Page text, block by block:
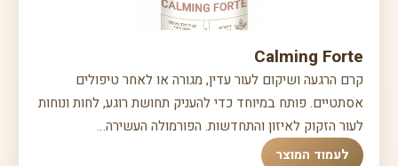
Calming Forte
קרם הרגעה ושיקום לעור עדין, מגורה או לאחר טיפולים
אסתטיים. פותח במיוחד כדי להעניק תחושת רוגע, לחות ונוחות
לעור הזקוק לאיזון והתחדשות. הפורמולה העשירה…
לעמוד המוצר